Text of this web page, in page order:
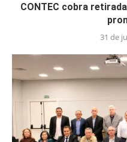
CONTEC cobra
31 de